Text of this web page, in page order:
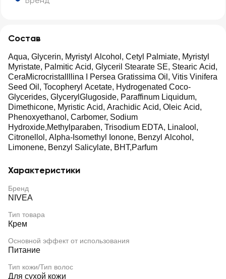
Состав
Aqua, Glycerin, Myristyl Alcohol, Cetyl Palmiate, Myristyl
Myristate, Palmitic Acid, Glyceril Stearate SE, Stearic Acid,
CeraMicrocristallllina I Persea Gratissima Oil, Vitis Vinifera
Seed Oil, Tocopheryl Acetate, Hydrogenated Coco-
Glycerides, GlycerylGlugoside, Paraffinum Liquidum,
Dimethicone, Myristic Acid, Arachidic Acid, Oleic Acid,
Phenoxyethanol, Carbomer, Sodium
Hydroxide,Methylparaben, Trisodium EDTA, Linalool,
Citronellol, Alpha-Isomethyl Ionone, Benzyl Alcohol,
Limonene, Benzyl Salicylate, BHT,Parfum
Характеристики
Бренд
NIVEA
Тип товара
Крем
Основной эффект от использования
Питание
Тип кожи/Тип волос
Для сухой кожи